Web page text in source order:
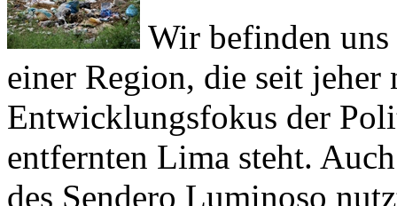
einer Region, die seit jeher
Entwicklungsfokus der
entferntenLimasteht.
desSendero Luminoso